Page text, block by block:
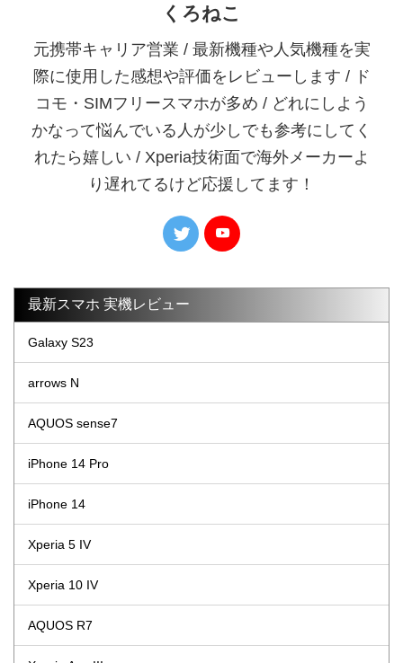
くろねこ
元携帯キャリア営業 / 最新機種や人気機種を実
際に使用した感想や評価をレビューします / ド
コモ・SIMフリースマホが多め / どれにしよう
かなって悩んでいる人が少しでも参考にしてく
れたら嬉しい / Xperia技術面で海外メーカーよ
り遅れてるけど応援してます！
最新スマホ 実機レビュー
Galaxy S23
arrows N
AQUOS sense7
iPhone 14 Pro
iPhone 14
Xperia 5 IV
Xperia 10 IV
AQUOS R7